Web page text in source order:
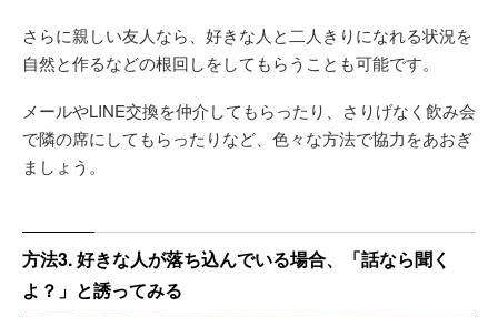
さらに親しい友人なら、好きな人と二人きりになれる状況を
自然と作るなどの根回しをしてもらうことも可能です。
メールやLINE交換を仲介してもらったり、さりげなく飲み会
で隣の席にしてもらったりなど、色々な方法で協力をあおぎ
ましょう。
方法3. 好きな人が落ち込んでいる場合、「話なら聞く
よ？」と誘ってみる